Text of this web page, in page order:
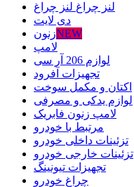
لنز چراغ لنز چراغ
دی لایت
زنونNEW
لامپ
لوازم 206 آر سی
تجهیزات آفرود
اکتان و مکمل سوخت
لوازم یدکی و مصرفی
لامپ زنون فابریک
مرتبط با خودرو
تزئینات داخلی خودرو
تزئینات خارجی خودرو
تجهیزات تیونینگ
چراغ خودرو